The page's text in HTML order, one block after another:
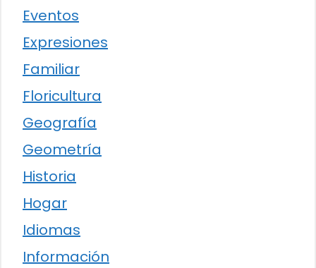
Eventos
Expresiones
Familiar
Floricultura
Geografía
Geometría
Historia
Hogar
Idiomas
Información